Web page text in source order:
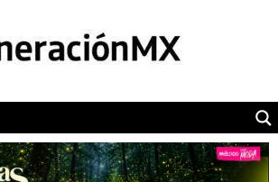
POLÍTICA
CAMALEÓN
OPINIÓN